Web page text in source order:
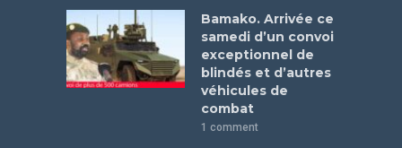
Bamako. Arrivée ce
samedi d’un convoi
exceptionnel de
blindés et d’autres
véhicules de
combat
1 comment